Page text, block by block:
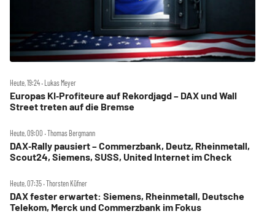
Heute, 19:24 ‧ Lukas Meyer
Europas KI‑Profiteure auf Rekordjagd – DAX und Wall
Street treten auf die Bremse
Heute, 09:00 ‧ Thomas Bergmann
DAX‑Rally pausiert – Commerzbank, Deutz, Rheinmetall,
Scout24, Siemens, SUSS, United Internet im Check
Heute, 07:35 ‧ Thorsten Küfner
DAX fester erwartet: Siemens, Rheinmetall, Deutsche
Telekom, Merck und Commerzbank im Fokus